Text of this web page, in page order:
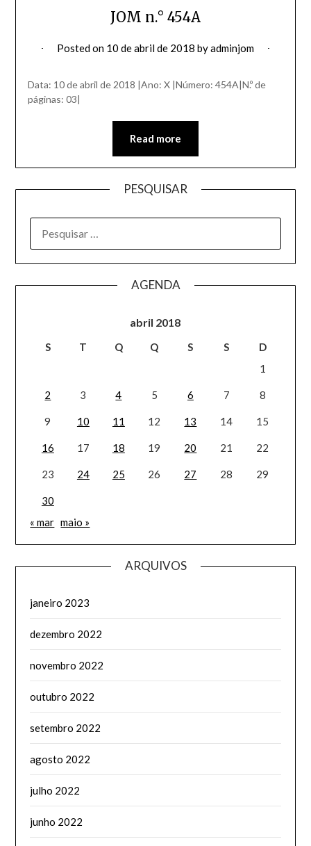
JOM n.° 454A
Posted on 10 de abril de 2018 byadminjom
Data: 10 de abril de 2018 |Ano: X |Número: 454A|N.º de
páginas: 03|
Read more
PESQUISAR
AGENDA
abril 2018
S T Q Q S S
D
1
2 3 4 5 6 7 8
9 10 11 12 13 14 15
16 17 18 19 20 21 22
23 24 25 26 27 28 29
30
« mar maio »
ARQUIVOS
janeiro 2023
dezembro 2022
novembro 2022
outubro 2022
setembro 2022
agosto 2022
julho 2022
junho 2022